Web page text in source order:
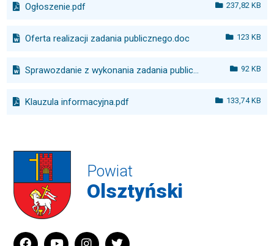
237,82 KB
Ogłoszenie.pdf
123 KB
Oferta realizacji zadania publicznego.doc
92 KB
Sprawozdanie z wykonania zadania publicznego.doc
133,74 KB
Klauzula informacyjna.pdf
Powiat
Olsztyński